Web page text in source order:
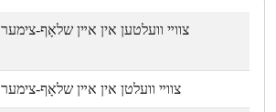
צווײ וועלטען אין אײן שלאָף-צימער
צווײ וועלטן אין אײן שלאָף-צימער